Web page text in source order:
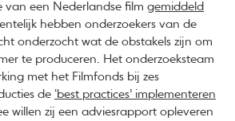
van een Nederlandse filmgemiddeld
hebben onderzoekers van de
onderzocht wat de obstakels zijn om
te produceren. Het onderzoeksteam
met het Filmfonds bij zes
de ‘best practices’ implementeren
willen zij een adviesrapport opleveren